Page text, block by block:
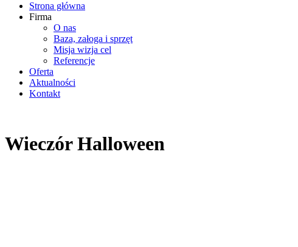
Strona główna
Firma
O nas
Baza, załoga i sprzęt
Misja wizja cel
Referencje
Oferta
Aktualności
Kontakt
Wieczór Halloween